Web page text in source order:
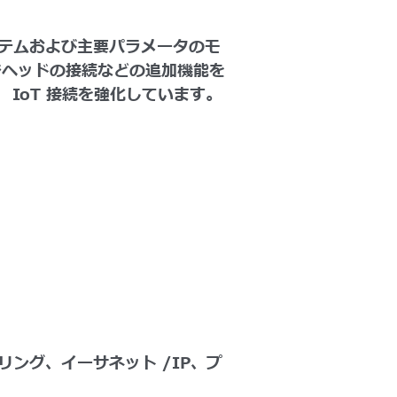
ムおよび主要パラメータのモ
ッドの接続などの追加機能を
接続を強化しています。
ング、イーサネット /IP、プ